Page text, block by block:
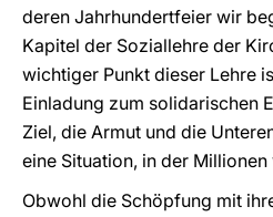
deren Jahrhundertfeier wir
Kapitel der Soziallehre der
wichtiger Punkt dieser Lehre
Einladung zum solidarischen
Ziel, die Armut und die
eine Situation, in der
Obwohl die Schöpfung mit